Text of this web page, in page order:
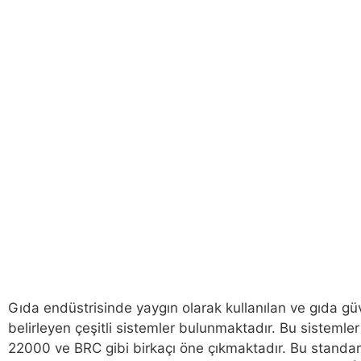
Gıda endüstrisinde yaygın olarak kullanılan ve gıda
belirleyen çeşitli sistemler bulunmaktadır. Bu sistemler
22000 ve BRC gibi birkaçı öne çıkmaktadır. Bu